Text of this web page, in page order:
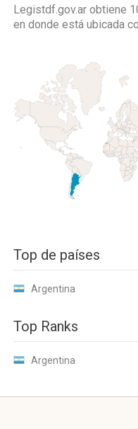
Legistdf.gov.ar obtiene
en donde está ubicada
Top de países
Argentina
Top Ranks
Argentina